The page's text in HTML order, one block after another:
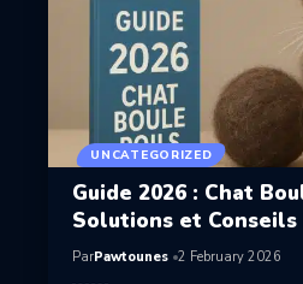
UNCATEGORIZED
Guide 2026 : Chat
Solutions et
ParPawtounes 2 February 2026